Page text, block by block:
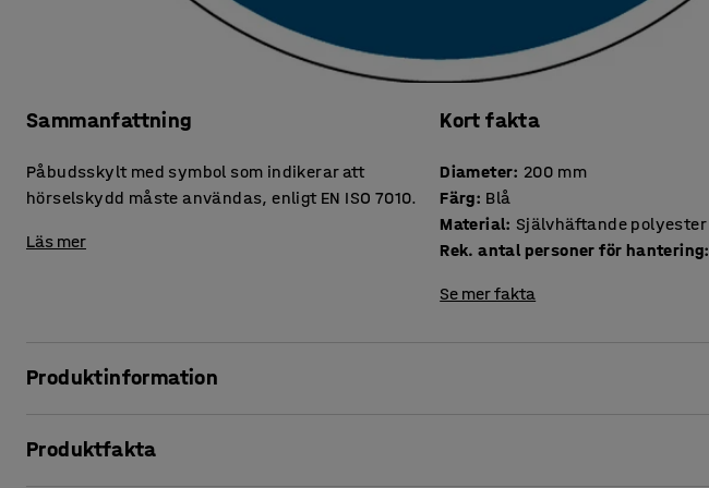
Sammanfattning
Påbudsskylt med symbol som indikerar att
hörselskydd måste användas, enligt EN ISO 7010.
Läs mer
Kort fakta
Diameter: 200 mm
Färg: Blå
Material: Självhäftande polyester
Rek. antal personer för hantering:
Se mer fakta
Produktinformation
besökare om att de måste bära hörselskydd när de beträder bullriga arbetsplatser.
Produktfakta